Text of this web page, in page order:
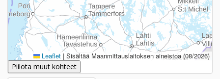
Leaflet | Sisältää Maanmittauslaitoksen aineistoa (08/2026)
Piilota muut kohteet